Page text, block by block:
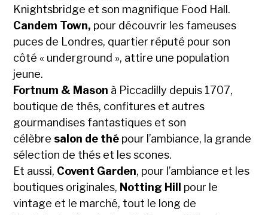
Knightsbridge et son magnifique Food Hall.
Candem Town, pour découvrir les fameuses
puces de Londres, quartier réputé pour son
côté « underground », attire une population
jeune.
Fortnum & Mason à Piccadilly depuis 1707,
boutique de thés, confitures et autres
gourmandises fantastiques et son
célèbre salon de thé pour l’ambiance, la grande
sélection de thés et les scones.
Et aussi, Covent Garden, pour l’ambiance et les
boutiques originales, Notting Hill
pour le
vintage et le marché, tout le long de